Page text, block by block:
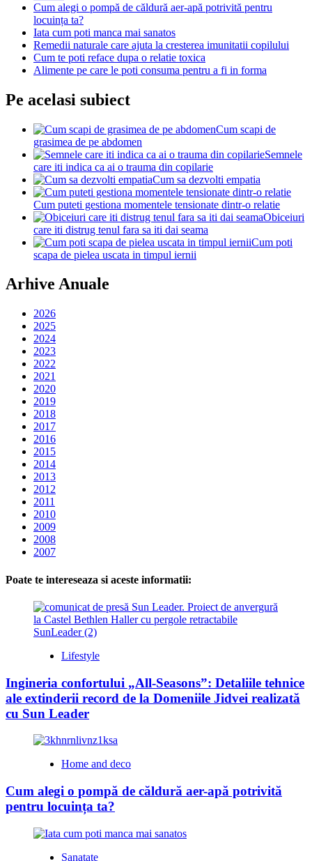
Cum alegi o pompă de căldură aer-apă potrivită pentru
locuința ta?
Iata cum poti manca mai sanatos
Remedii naturale care ajuta la cresterea imunitatii copilului
Cum te poti reface dupa o relatie toxica
Alimente pe care le poti consuma pentru a fi in forma
Pe acelasi subiect
Cum scapi de
grasimea de pe abdomen
Semnele
care iti indica ca ai o trauma din copilarie
Cum sa dezvolti empatia
Cum puteti gestiona momentele tensionate dintr-o relatie
Obiceiuri
care iti distrug tenul fara sa iti dai seama
Cum poti
scapa de pielea uscata in timpul iernii
Arhive Anuale
2026
2025
2024
2023
2022
2021
2020
2019
2018
2017
2016
2015
2014
2013
2012
2011
2010
2009
2008
2007
Poate te intereseaza si aceste informatii:
Lifestyle
Ingineria confortului „All-Seasons”: Detaliile tehnice
ale extinderii record de la Domeniile Jidvei realizată
cu Sun Leader
Home and deco
Cum alegi o pompă de căldură aer-apă potrivită
pentru locuința ta?
Sanatate